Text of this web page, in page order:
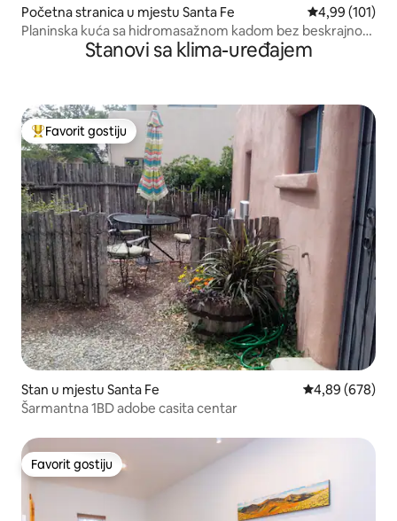
Početna stranica u mjestu Santa Fe prosječna
4,99 (101)
Planinska kuća sa hidromasažnom kadom bez beskrajnog
Stanovi sa klima-uređajem
Glavni favorit gostiju
Favorit gostiju
Stan u mjestu Santa Fe prosječna
4,89 (678)
Šarmantna 1BD adobe casita centar
Favorit gostiju
Favorit gostiju